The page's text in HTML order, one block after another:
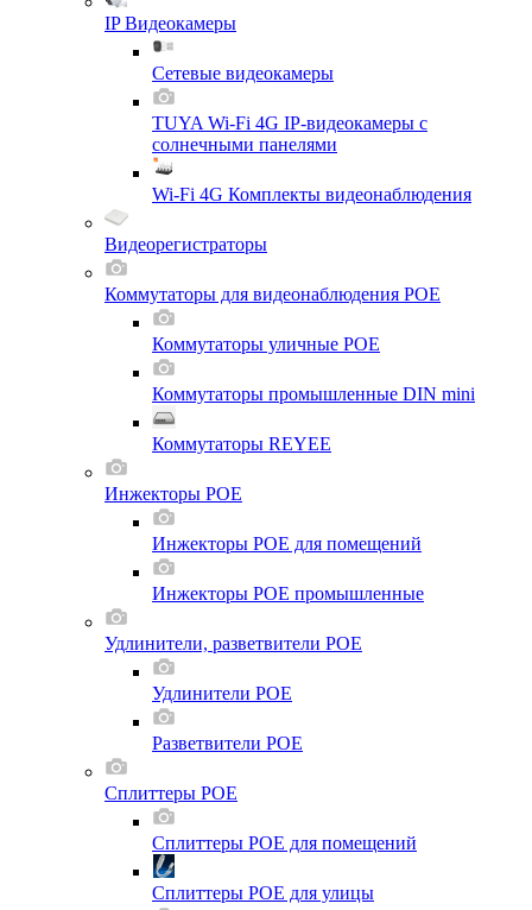
IP Видеокамеры
Сетевые видеокамеры
TUYA Wi-Fi 4G IP-видеокамеры с
солнечными панелями
Wi-Fi 4G Комплекты видеонаблюдения
Видеорегистраторы
Коммутаторы для видеонаблюдения POE
Коммутаторы уличные POE
Коммутаторы промышленные DIN mini
Коммутаторы REYEE
Инжекторы POE
Инжекторы POE для помещений
Инжекторы POE промышленные
Удлинители, разветвители POE
Удлинители POE
Разветвители POE
Сплиттеры POE
Сплиттеры POE для помещений
Сплиттеры POE для улицы